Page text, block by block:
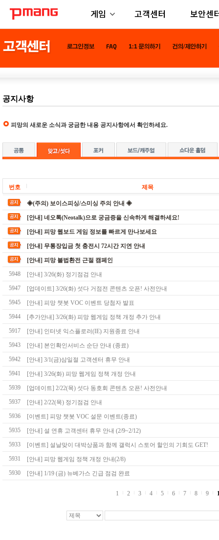
게임 고객센터 보안센
공지사항
피망의 새로운 소식과 궁금한 내용 공지사항에서 확인하세요.
번호 제목
◈(주의) 보이스피싱/스미싱 주의 안내 ◈
[안내] 네오톡(Neotalk)으로 궁금증을 신속하게 해결하세요!
[안내] 피망 웹보드 게임 정보를 빠르게 만나보세요
[안내] 무통장입금 첫 충전시 72시간 지연 안내
[안내] 피망 불법환전 근절 캠페인
5948
[안내] 3/26(화) 정기점검 안내
5947
[업데이트] 3/26(화) 섯다 거점전 콘텐츠 오픈! 사전안내
5945
[안내] 피망 챗봇 VOC 이벤트 당첨자 발표
5944
[추가안내] 3/26(화) 피망 웹게임 정책 개정 추가 안내
5917
[안내] 인터넷 익스플로러(IE) 지원종료 안내
5943
[안내] 본인확인서비스 순단 안내 (종료)
5942
[안내] 3/1(금)삼일절 고객센터 휴무 안내
5941
[안내] 3/26(화) 피망 웹게임 정책 개정 안내
5939
[업데이트] 2/22(목) 섯다 동호회 콘텐츠 오픈! 사전안내
5937
[안내] 2/22(목) 정기점검 안내
5936
[이벤트] 피망 챗봇 VOC 설문 이벤트(종료)
5935
[안내] 설 연휴 고객센터 휴무 안내 (2/9~2/12)
5933
[이벤트] 설날맞이 대박상품과 함께 갤럭시 스토어 할인의 기회도 GET!
5931
[안내] 피망 웹게임 정책 개정 안내(2/8)
5930
[안내] 1/19 (금) 뉴베가스 긴급 점검 완료
1 2 3 4 5 6 7 8 9